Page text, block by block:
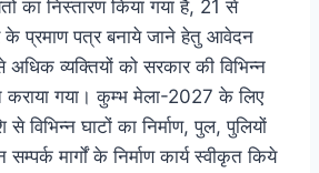
का निस्तारण किया गया है, 21 से
के प्रमाण पत्र बनाये जाने हेतु आवेदन
व्यक्तियों को सरकार की विभिन्न
कराया गया। कुम्भ मेला-2027 के लिए
विभिन्न घाटों का निर्माण, पुल, पुलियों
सम्पर्क मार्गों के निर्माण कार्य स्वीकृत किये